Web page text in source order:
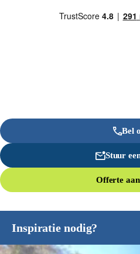
Bel
Stuur
Offerte
Inspiratie nodig?